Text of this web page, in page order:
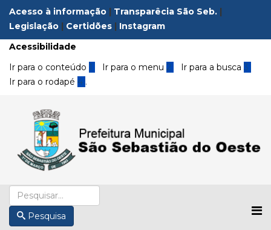
Acesso à informação | Transparêcia São Seb. |
Legislação | Certidões | Instagram
Acessibilidade
Ir para o conteúdo 1 Ir para o menu 2 Ir para a busca3
Ir para o rodapé 4 .
Pesquisa